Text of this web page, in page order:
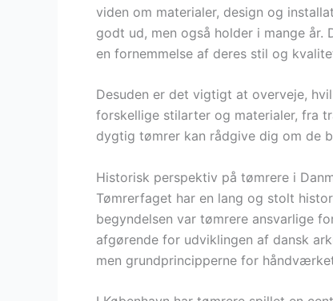
viden om materialer, design og
godt ud, men også holder i mange
en fornemmelse af deres stil og
Desuden er det vigtigt at overveje,
forskellige stilarter og materialer, fra
dygtig tømrer kan rådgive dig om de
Historisk perspektiv på tømrere i
Tømrerfaget har en lang og stolt
begyndelsen var tømrere ansvarlige
afgørende for udviklingen af dansk
men grundprincipperne for